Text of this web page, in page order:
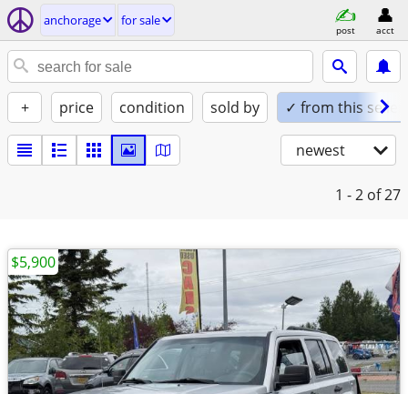
anchorage for sale
post acct
+ price condition sold by ✓ from this seller
newest
1 - 2 of 27
$5,900